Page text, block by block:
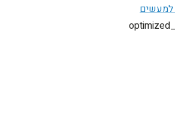
למעשים